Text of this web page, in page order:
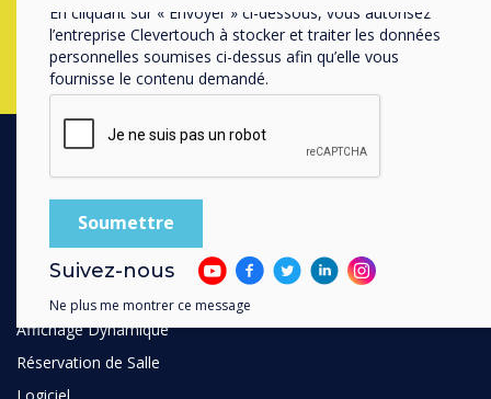
Ecosystème Digital
Ecrans Interactifs
Ecrans Professionnels
Affichage Dynamique
Réservation de Salle
En cliquant sur « Envoyer » ci-dessous, vous autorisez
l’entreprise Clevertouch à stocker et traiter les données
personnelles soumises ci-dessus afin qu’elle vous
fournisse le contenu demandé.
Suivez-nous
Ne plus me montrer ce message